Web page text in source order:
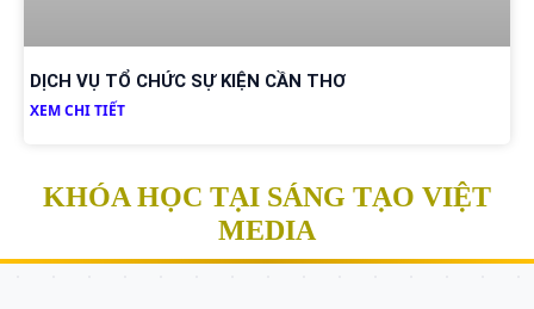
DỊCH VỤ TỔ CHỨC SỰ KIỆN CẦN THƠ
XEM CHI TIẾT
KHÓA HỌC TẠI SÁNG TẠO VIỆT
MEDIA